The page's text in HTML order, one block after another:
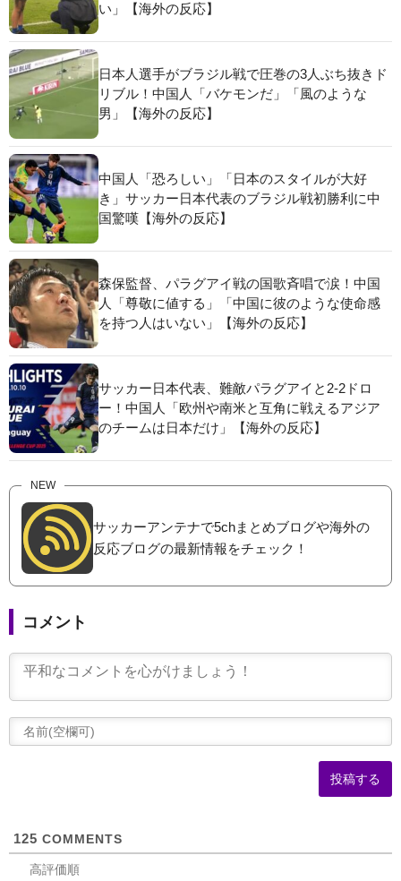
い」【海外の反応】
日本人選手がブラジル戦で圧巻の3人ぶち抜きド
リブル！中国人「バケモンだ」「風のような
男」【海外の反応】
中国人「恐ろしい」「日本のスタイルが大好
き」サッカー日本代表のブラジル戦初勝利に中
国驚嘆【海外の反応】
森保監督、パラグアイ戦の国歌斉唱で涙！中国
人「尊敬に値する」「中国に彼のような使命感
を持つ人はいない」【海外の反応】
サッカー日本代表、難敵パラグアイと2-2ドロ
ー！中国人「欧州や南米と互角に戦えるアジア
のチームは日本だけ」【海外の反応】
NEW
サッカーアンテナで5chまとめブログや海外の
反応ブログの最新情報をチェック！
コメント
125 COMMENTS
高評価順